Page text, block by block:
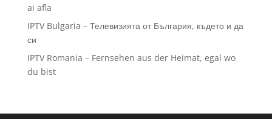
ai afla
IPTV Bulgaria – Телевизията от България, където и да
си
IPTV Romania – Fernsehen aus der Heimat, egal wo
du bist